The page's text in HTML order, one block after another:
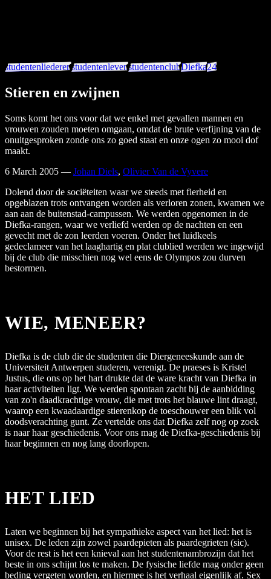
studentenliederenstudentenlevenstudentenclubDiefka24
Stieren en zwijnen
Soms komt het ons voor dat we enkel met gevallen mannen en
vrouwen zouden moeten omgaan, omdat de brute verfijning van de
onuitgesproken zonde ons zo goed staat en onze ogen zo mooi dof
maakt.
6 March 2005 — Johan Diels, Olivier Van de Vyvere
Dolend door de sociëteiten waar we steeds met fierheid en
opgeblazen trots ontvangen worden als verloren zonen, kwamen we
aan aan de buitenstad-campussen. We werden opgenomen in de
Diefka-rangen, waar we verliefd werden op de nachten en een
gevecht met de zon leerden voeren. Onder het luidkeels
gedeclameer van het laaghartig en plat clublied werden we ingewijd
bij de club die misschien nog wel eens de Olympos zou durven
bestormen.
WIE, MENEER?
Diefka is de club die de studenten die Diergeneeskunde aan de
Universiteit Antwerpen studeren, verenigt. De praeses is Kristel
Justus, die ons op het hart drukte dat de ware kracht van Diefka in
haar activiteiten ligt. We werden spontaan zacht bij de aanbidding
van zo'n daadkrachtige vrouw, die met trots het blauwe lint draagt,
waarop een kwaadaardige stierenkop de toeschouwer een blik vol
doodsverachting gunt. Ze vertelde ons dat Diefka zelf nog op zoek
is naar haar geschiedenis. Voor ons mag de Diefka-geschiedenis bij
haar beginnen en nog lang doorlopen.
HET LIED
Laten we beginnen bij het sympathieke aspect van het lied: het is
unisex. De leden zijn zowel paardepieten als paardegrieten (sic).
Voor de rest is het een knieval aan het studentenambrozijn dat het
beste in ons schijnt los te maken. De fysische liefde mag onder geen
beding vergeten worden, en hiermee is het verhaal eigenlijk af. Sex